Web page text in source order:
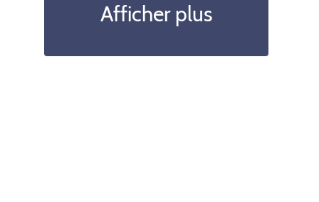
Afficher plus